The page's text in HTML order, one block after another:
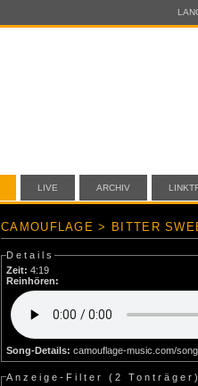
LIVE ARCHIV
CAMOUFLAGE > BITTER
Details
Zeit: 4:19
Reinhören:
Song-Details: camouflage-music.com/
Anzeige-Filter (2 Tonträger